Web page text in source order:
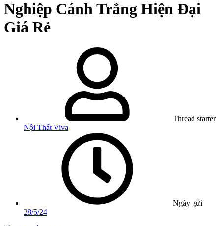
Nghiệp Cánh Trắng Hiện Đại
Giá Rẻ
Thread starter
Nội Thất Viva
Ngày gửi
28/5/24